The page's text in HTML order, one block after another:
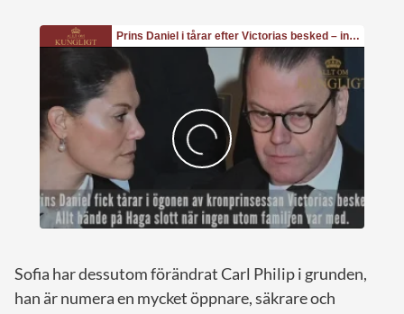
Sofia har dessutom förändrat Carl Philip i grunden,
han är numera en mycket öppnare, säkrare och